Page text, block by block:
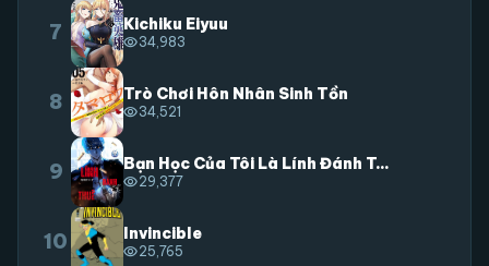
7 Kichiku Eiyuu
visibility34,983
8 Trò Chơi Hôn Nhân Sinh Tồn
visibility34,521
9 Bạn Học Của Tôi Là Lính Đánh T...
visibility29,377
10 Invincible
visibility25,765